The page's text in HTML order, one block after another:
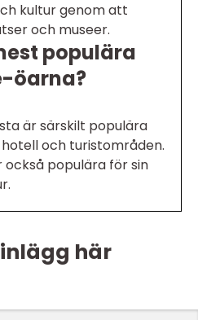
kultur genom att
och museer.
populära
öarna?
är särskilt populära
och turistområden.
också populära för sin
här